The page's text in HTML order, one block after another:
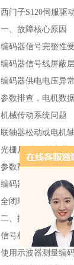
西门子S120伺服驱
一、故障核心原因
编码器信号完整性
编码器信号线屏蔽
编码器供电电压异
参数排查，电机数
机械传动系统问题‌
联轴器松动或电机
光栅尺/编码器安装
参数配置错误‌
编码器分辨率参数
全闭环控制模式下
二、排查步骤建议
‌信号检测‌
使用示波器测量编